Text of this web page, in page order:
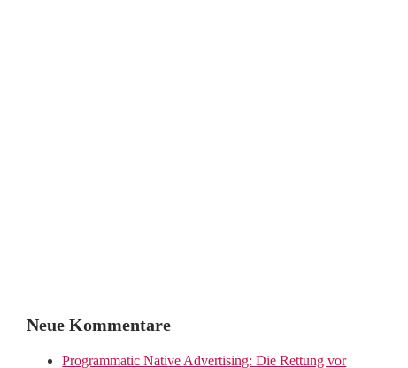
Neue Kommentare
Programmatic Native Advertising: Die Rettung vor